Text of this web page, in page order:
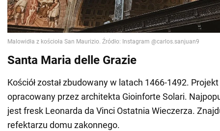
Santa Maria delle Grazie
Kościół został zbudowany w latach 1466-1492. Projekt
opracowany przez architekta Gioinforte Solari.
jest fresk Leonarda da Vinci Ostatnia Wieczerza.
refektarzu domu zakonnego.